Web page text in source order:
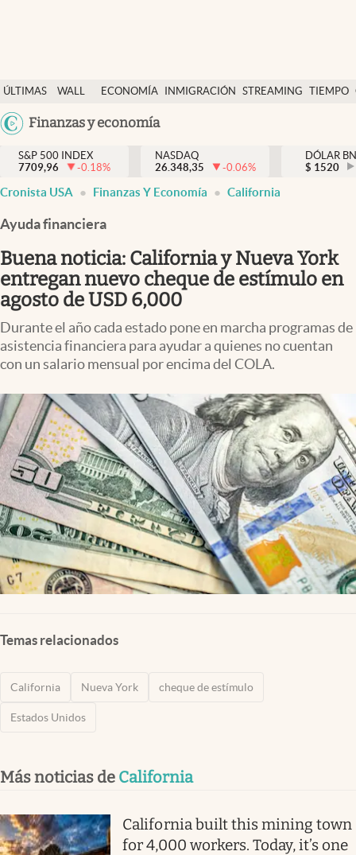
ÚLTIMAS
NOTICIAS
WALL
DÓLAR
ECONOMÍA INMIGRACIÓN STREAMING TIEMPO
México
Finanzas y economía
Finanzas y economía
Wall Street y dólar
Inmigración
Espiritual
Streaming
PC y mobile
Lifestyle
USA
S&P 500 INDEX
7709,96
-0.18%
NASDAQ
26.348,35
-0.06%
DÓLAR
$ 1520
Cronista USA Finanzas Y Economía California
Ayuda financiera
Buena noticia: California y Nueva York
entregan nuevo cheque de estímulo en
agosto de USD 6,000
Durante el año cada estado pone en marcha programas de
asistencia financiera para ayudar a quienes no cuentan
con un salario mensual por encima del COLA.
Temas relacionados
California Nueva York cheque de estímulo
Estados Unidos
Más noticias de California
California built this mining town
for 4,000 workers. Today, it’s one